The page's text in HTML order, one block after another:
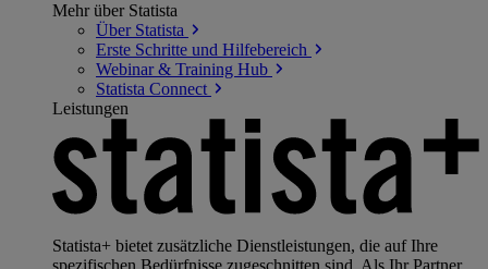
Mehr über Statista
Über Statista
Erste Schritte und Hilfebereich
Webinar & Training Hub
Statista Connect
Leistungen
Statista+ bietet zusätzliche Dienstleistungen, die auf Ihre
spezifischen Bedürfnisse zugeschnitten sind. Als Ihr Partner